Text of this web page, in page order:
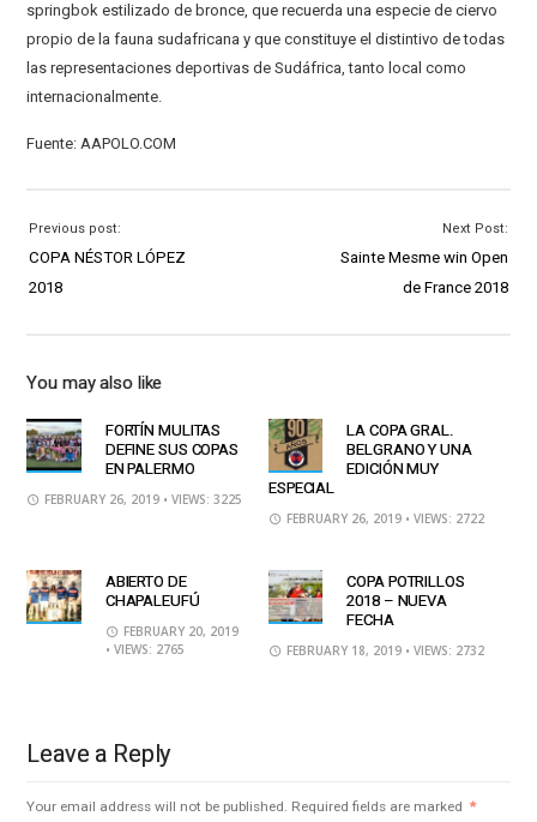
springbok estilizado de bronce, que recuerda una especie de ciervo
propio de la fauna sudafricana y que constituye el distintivo de todas
las representaciones deportivas de Sudáfrica, tanto local como
internacionalmente.
Fuente: AAPOLO.COM
Previous post:
COPA NÉSTOR LÓPEZ
2018
Next Post:
Sainte Mesme win Open
de France 2018
You may also like
FORTÍN MULITAS
DEFINE SUS COPAS
EN PALERMO
FEBRUARY 26, 2019 • VIEWS: 3225
LA COPA GRAL.
BELGRANO Y UNA
EDICIÓN MUY
ESPECIAL
FEBRUARY 26, 2019 • VIEWS: 2722
ABIERTO DE
CHAPALEUFÚ
FEBRUARY 20, 2019
• VIEWS: 2765
COPA POTRILLOS
2018 – NUEVA
FECHA
FEBRUARY 18, 2019 • VIEWS: 2732
Leave a Reply
Your email address will not be published. Required fields are marked *